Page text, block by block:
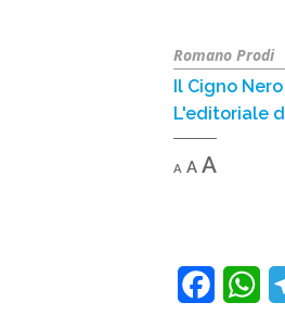
Romano Prodi
Il Cigno
L'editoriale
A
Decrease
font
A Reset
font
A
W